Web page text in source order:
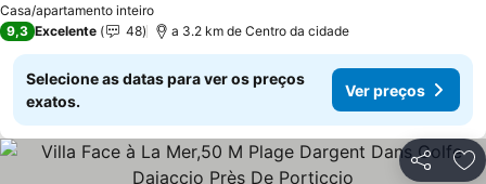
Casa/apartamento inteiro
Ver preços
9,3 Excelente 48 a 3.2 km de Centro da cidade
Selecione as datas para ver os preços
exatos.
Ver preços
Partilhar